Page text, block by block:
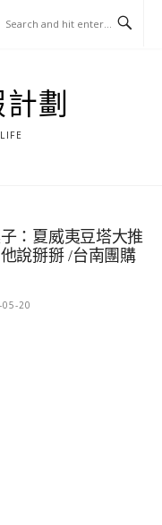
劃
：夏威夷豆塔大推
說掰掰 /台南團購
20